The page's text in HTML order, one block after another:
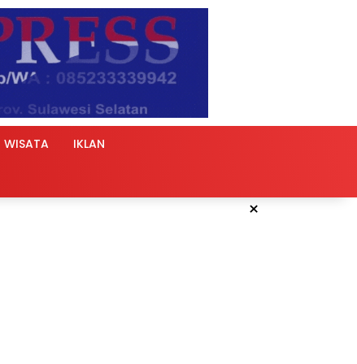
WISATA IKLAN
×